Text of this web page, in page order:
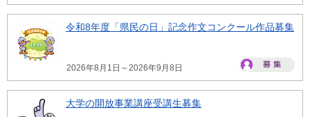
令和8年度「県民の日」記念作文コンクール作品募集
2026年8月1日～2026年9月8日
大学の開放事業講座受講生募集